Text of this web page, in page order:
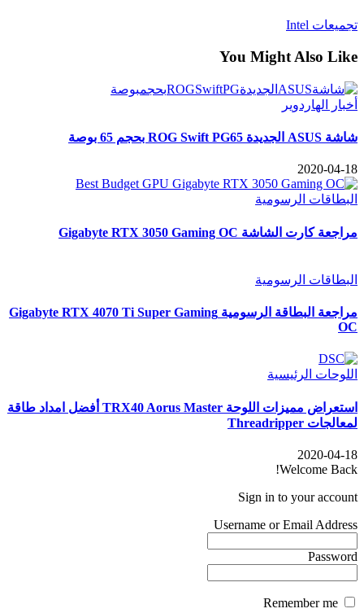
تجميعات Intel
You Might Also Like
أخبار الهاردوير
شاشة ASUS الجديدة ROG Swift PG65 بحجم 65 بوصة
2020-04-18
البطاقات الرسومية
مراجعة كارت الشاشة Gigabyte RTX 3050 Gaming OC
البطاقات الرسومية
مراجعة البطاقة الرسومية Gigabyte RTX 4070 Ti Super Gaming
OC
اللوحات الرئيسية
استعراض مميزات اللوحة TRX40 Aorus Master أفضل امداد طاقة
لمعالجات Threadripper
2020-04-18
Welcome Back!
Sign in to your account
Username or Email Address
Password